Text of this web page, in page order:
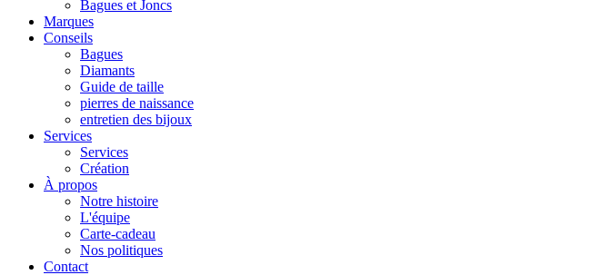
Bagues et Joncs
Marques
Conseils
Bagues
Diamants
Guide de taille
pierres de naissance
entretien des bijoux
Services
Services
Création
À propos
Notre histoire
L'équipe
Carte-cadeau
Nos politiques
Contact